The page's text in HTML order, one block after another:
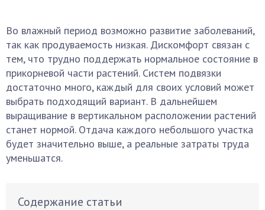
Во влажный период возможно развитие заболеваний,
так как продуваемость низкая. Дискомфорт связан с
тем, что трудно поддержать нормальное состояние в
прикорневой части растений. Систем подвязки
достаточно много, каждый для своих условий может
выбрать подходящий вариант. В дальнейшем
выращивание в вертикальном расположении растений
станет нормой. Отдача каждого небольшого участка
будет значительно выше, а реальные затраты труда
уменьшатся.
Содержание статьи